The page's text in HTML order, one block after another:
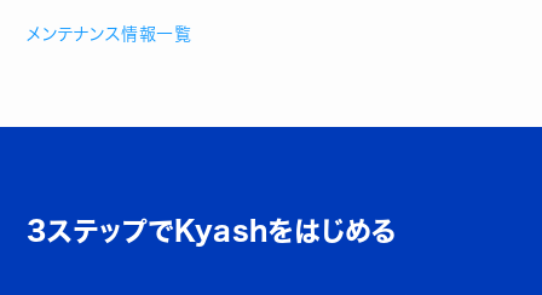
メンテナンス情報一覧
3ステップでKyashをはじめる